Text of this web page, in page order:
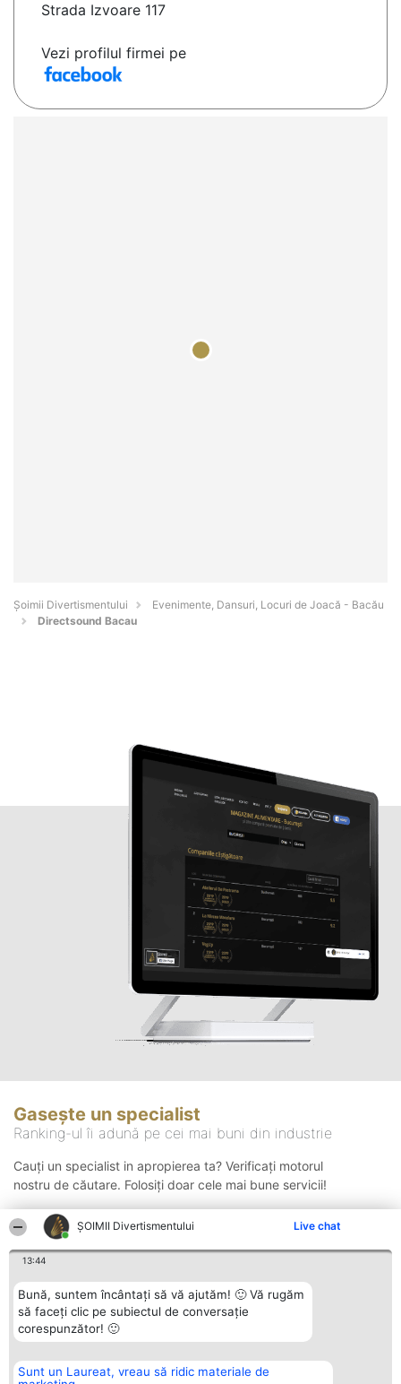
ŞOIMII Divertismentului Live chat
13:44
Bună, suntem încântați să vă ajutăm! 🙂 Vă rugăm
să faceți clic pe subiectul de conversație
corespunzător! 🙂
Sunt un Laureat, vreau să ridic materiale de
Strada Izvoare 117
Vezi profilul firmei pe
Şoimii Divertismentului
Evenimente, Dansuri, Locuri de Joacă - Bacău
Directsound Bacau
Gasește un specialist
Ranking-ul îi adună pe cei mai buni din industrie
Cauți un specialist in apropierea ta? Verificați motorul
nostru de căutare. Folosiți doar cele mai bune servicii!
Organizator Ranking Plebiscyt Contact